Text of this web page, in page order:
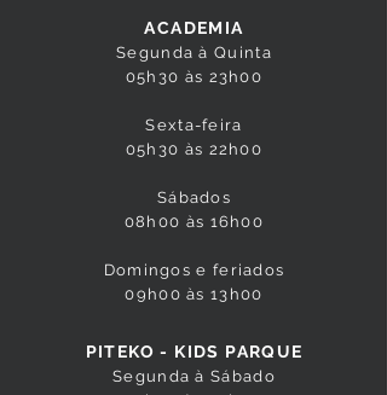
ACADEMIA
Segunda à Quinta
05h30 às 23h00
Sexta-feira
05h30 às 22h00
Sábados
08h00 às 16h00
Domingos e feriados
09h00 às 13h00
PITEKO - KIDS PARQUE
Segunda à Sábado